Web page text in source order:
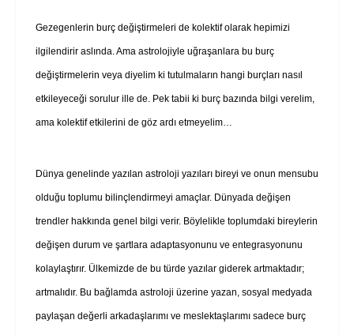
Gezegenlerin burç değiştirmeleri de kolektif olarak hepimizi
ilgilendirir aslında. Ama astrolojiyle uğraşanlara bu burç
değiştirmelerin veya diyelim ki tutulmaların hangi burçları nasıl
etkileyeceği sorulur ille de. Pek tabii ki burç bazında bilgi verelim,
ama kolektif etkilerini de göz ardı etmeyelim…
Dünya genelinde yazılan astroloji yazıları bireyi ve onun mensubu
olduğu toplumu bilinçlendirmeyi amaçlar. Dünyada değişen
trendler hakkında genel bilgi verir. Böylelikle toplumdaki bireylerin
değişen durum ve şartlara adaptasyonunu ve entegrasyonunu
kolaylaştırır. Ülkemizde de bu türde yazılar giderek artmaktadır;
artmalıdır. Bu bağlamda astroloji üzerine yazan, sosyal medyada
paylaşan değerli arkadaşlarımı ve meslektaşlarımı sadece burç